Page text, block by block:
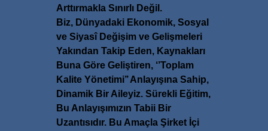
Arttırmakla Sınırlı Değil.
Biz, Dünyadaki Ekonomik, Sosyal
ve Siyasî Değişim ve Gelişmeleri
Yakından Takip Eden, Kaynakları
Buna Göre Geliştiren, ‘’Toplam
Kalite Yönetimi’’ Anlayışına Sahip,
Dinamik Bir Aileyiz. Sürekli Eğitim,
Bu Anlayışımızın Tabii Bir
Uzantısıdır. Bu Amaçla Şirket İçi